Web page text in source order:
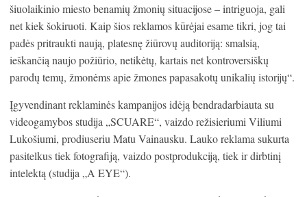
šiuolaikinio miesto benamių žmonių situacijose – intriguoja, gali
net kiek šokiruoti. Kaip šios reklamos kūrėjai esame tikri, jog tai
padės pritraukti naują, platesnę žiūrovų auditoriją: smalsią,
ieškančią naujo požiūrio, netikėtų, kartais net kontroversiškų
parodų temų, žmonėms apie žmones papasakotų unikalių istorijų“.
Įgyvendinant reklaminės kampanijos idėją bendradarbiauta su
videogamybos studija „SCUARE“, vaizdo režisieriumi Viliumi
Lukošiumi, prodiuseriu Matu Vainausku. Lauko reklama sukurta
pasitelkus tiek fotografiją, vaizdo postprodukciją, tiek ir dirbtinį
intelektą (studija „A EYE“).